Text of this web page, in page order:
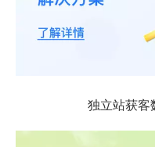
独立站获客